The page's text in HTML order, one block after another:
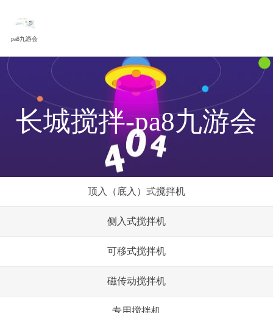
pa8九游会
长城搅拌-pa8九游会
顶入（底入）式搅拌机
侧入式搅拌机
可移式搅拌机
磁传动搅拌机
专用搅拌机